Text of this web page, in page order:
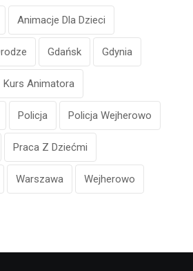
Animacje Dla Dzieci
Gdańsk Gdynia
Kurs Animatora
Policja Policja Wejherowo
Praca Z Dziećmi
Warszawa Wejherowo